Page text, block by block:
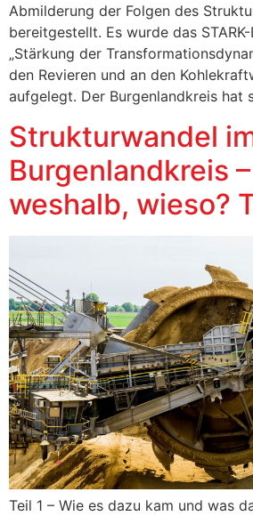
Abmilderung der Folgen des
bereitgestellt. Es wurde das
„Stärkung der
den Revieren und an den
aufgelegt. Der Burgenlandkreis hat
Strukturwandel
Burgenlandkreis
weshalb, wieso?
Teil 1 – Wie es dazu kam und was